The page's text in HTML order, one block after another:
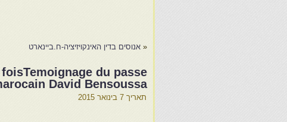
« אנוסים בדין האינקויזיציה-ח.ביינארט
du passe
David Bensoussa
תאריך 7 בינואר 2015